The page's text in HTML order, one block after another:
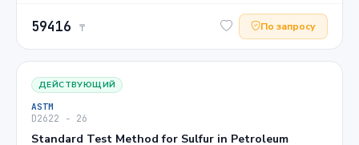
59416 ₸ По запросу
ДЕЙСТВУЮЩИЙ
ASTM
D2622 − 26
Standard Test Method for Sulfur in Petroleum